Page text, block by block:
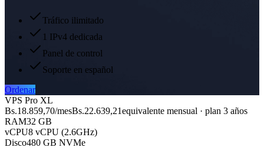
Tráfico ilimitado
1 IPv4 dedicada
Panel de control
Soporte en español
Ordenar
VPS Pro XL
Bs.18.859,70/mesBs.22.639,21equivalente mensual · plan 3 años
RAM32 GB
vCPU8 vCPU (2.6GHz)
Disco480 GB NVMe